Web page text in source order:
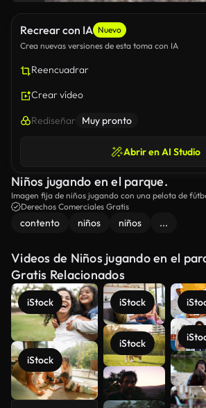
Recrear con IA Nuevo
Crea nuevas versiones de esta toma con IA
Reencuadrar
Crear vídeo
Rediseñar Muy pronto
Abrir en AI Studio
Niños jugando en el parque.
Imagen fija de niños jugando con una pelota de
Derechos Comerciales Gratis
contento niños niños ...
Videos de Niños jugando en el
Gratis Relacionados
iStock
iStock
iStock
iStock